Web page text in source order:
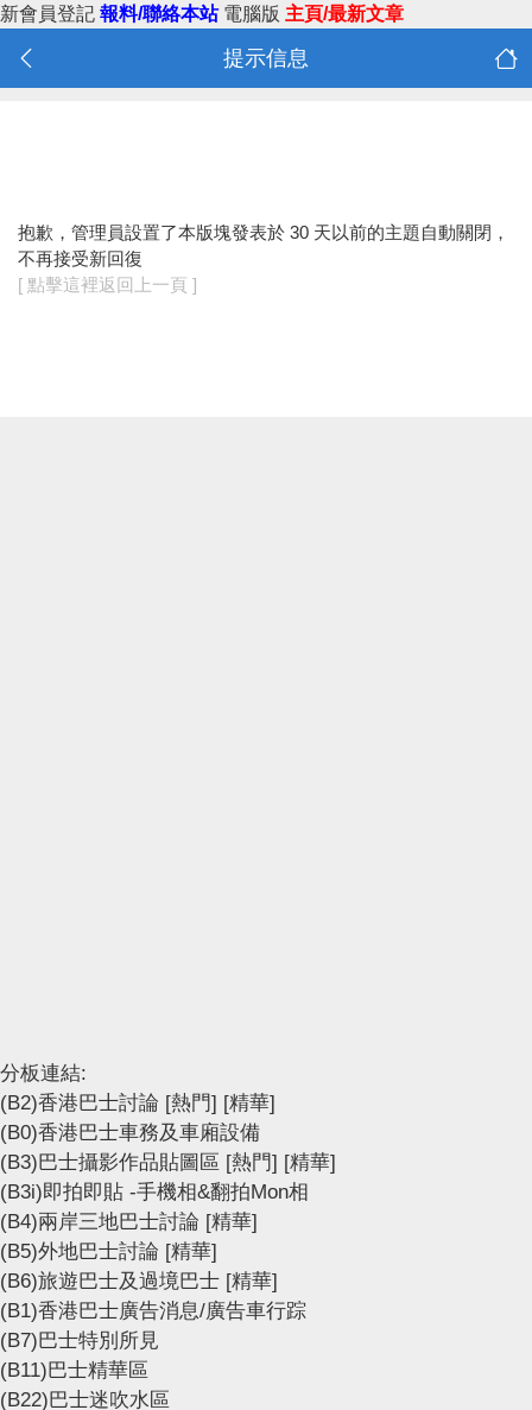
新會員登記 報料/聯絡本站 電腦版 主頁/最新文章
提示信息
抱歉，管理員設置了本版塊發表於 30 天以前的主題自動關閉，
不再接受新回復
[ 點擊這裡返回上一頁 ]
分板連結:
(B2)香港巴士討論 [熱門] [精華]
(B0)香港巴士車務及車廂設備
(B3)巴士攝影作品貼圖區 [熱門] [精華]
(B3i)即拍即貼 -手機相&翻拍Mon相
(B4)兩岸三地巴士討論 [精華]
(B5)外地巴士討論 [精華]
(B6)旅遊巴士及過境巴士 [精華]
(B1)香港巴士廣告消息/廣告車行踪
(B7)巴士特別所見
(B11)巴士精華區
(B22)巴士迷吹水區